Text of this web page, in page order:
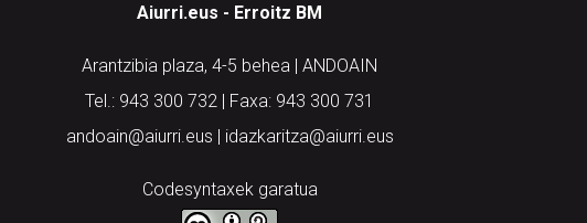
Aiurri.eus - Erroitz BM
Arantzibia plaza, 4-5 behea | ANDOAIN
Tel.: 943 300 732 | Faxa: 943 300 731
andoain@aiurri.eus | idazkaritza@aiurri.eus
Codesyntaxek garatua